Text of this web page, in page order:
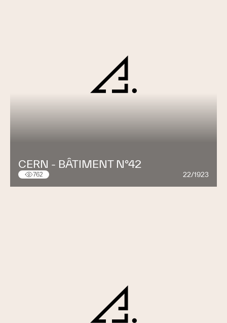
CERN - BÂTIMENT N°42
762 22/1923